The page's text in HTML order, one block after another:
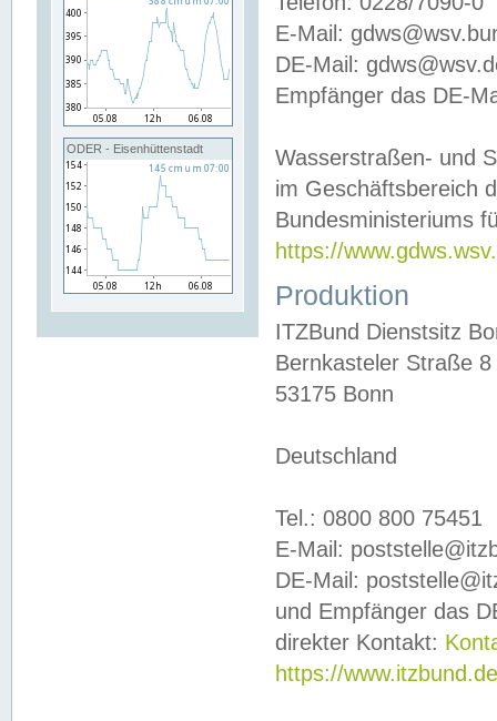
ODER - Eisenhüttenstadt
E-Mail:
DE-Mail:
Empfänger das DE-
Wasserstraßen- und
im Geschäftsbereich
Bundesministeriums
https://
Produktion
ITZBund Dienstsitz
Bernkasteler Straße 8
53175 Bonn
Deutschland
Tel.: 0800 800 75451
E-Mail:
DE-Mail:
und Empfänger das
direkter Kontakt:
https://